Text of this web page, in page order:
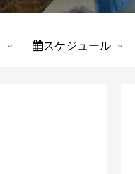
スケジュール